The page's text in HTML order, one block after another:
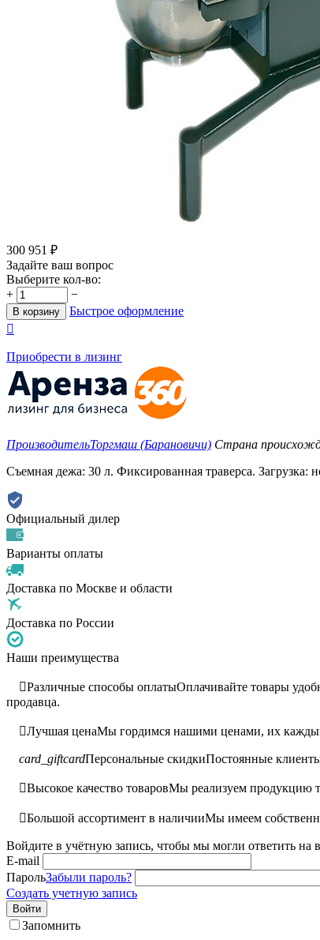
300 951 ₽
Задайте ваш вопрос
Выберите кол-во:
+
−
В корзину
Быстрое оформление

Приобрести в лизинг
ПроизводительТоргмаш (Барановичи) Страна
Съемная дежа: 30 л. Фиксированная траверса.
Официальный дилер
Варианты оплаты
Доставка по Москве и области
Доставка по России
Наши преимущества
Различные способы оплатыОплачивайте товары
продавца.
Лучшая ценаМы гордимся нашими ценами, их
card_giftcardПерсональные скидкиПостоянные
Высокое качество товаровМы реализуем продукцию
Большой ассортимент в наличииМы имеем
Войдите в учётную запись, чтобы мы могли ответить на
E-mail
ПарольЗабыли пароль?
Создать учетную запись
Войти
Запомнить